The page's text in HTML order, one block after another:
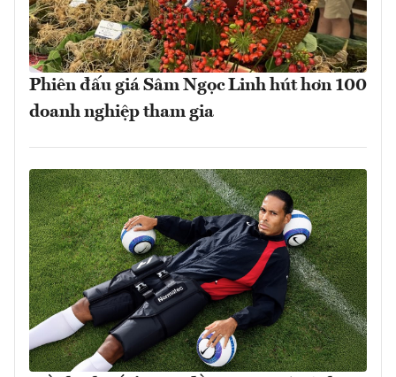
Phiên đấu giá Sâm Ngọc Linh hút hơn 100
doanh nghiệp tham gia